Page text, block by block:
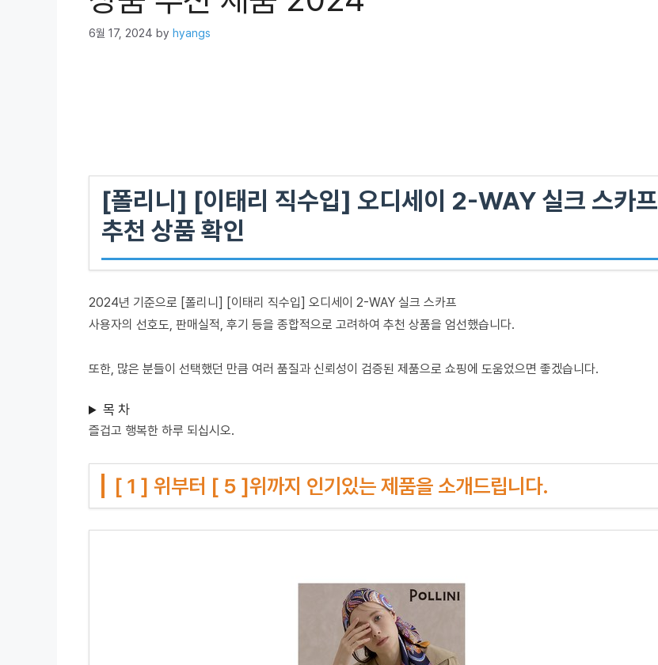
6월 17, 2024 by hyangs
[폴리니] [이태리 직수입] 오디세이 2-WAY 실크 스카프
추천 상품 확인
2024년 기준으로 [폴리니] [이태리 직수입] 오디세이 2-WAY 실크 스카프
사용자의 선호도, 판매실적, 후기 등을 종합적으로 고려하여 추천 상품을 엄선했습니다.
또한, 많은 분들이 선택했던 만큼 여러 품질과 신뢰성이 검증된 제품으로 쇼핑에 도움었으면 좋겠습니다.
목 차
즐겁고 행복한 하루 되십시오.
[ 1 ] 위부터 [ 5 ]위까지 인기있는 제품을 소개드립니다.